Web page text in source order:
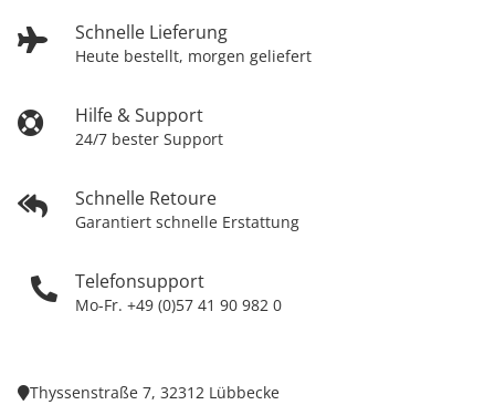
Schnelle Lieferung
Heute bestellt, morgen geliefert
Hilfe & Support
24/7 bester Support
Schnelle Retoure
Garantiert schnelle Erstattung
Telefonsupport
Mo-Fr. +49 (0)57 41 90 982 0
Thyssenstraße 7, 32312 Lübbecke